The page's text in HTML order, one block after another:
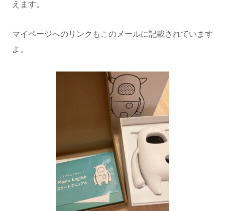
えます。
マイページへのリンクもこのメールに記載されています
よ。